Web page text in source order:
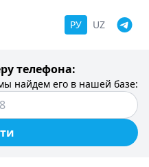
РУ UZ
телефона:
найдем его в нашей базе: